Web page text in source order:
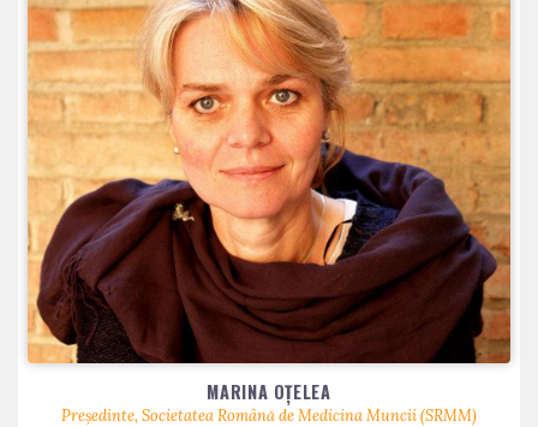
MARINA OȚELEA
Președinte, Societatea Română de Medicina Muncii (SRMM)